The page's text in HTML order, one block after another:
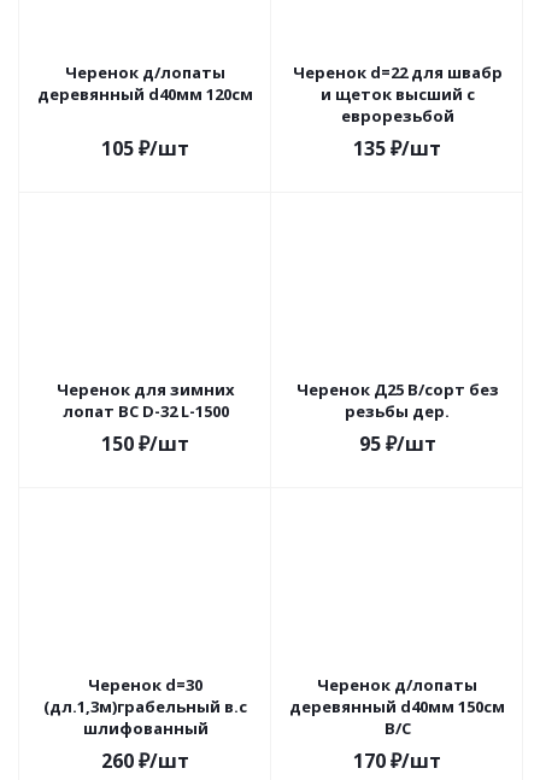
Черенок д/лопаты
деревянный d40мм 120см
105₽/шт
Черенок d=22 для швабр
и щеток высший с
еврорезьбой
135₽/шт
Черенок для зимних
лопат ВС D-32 L-1500
150₽/шт
Черенок Д25 В/сорт без
резьбы дер.
95₽/шт
Черенок d=30
(дл.1,3м)грабельный в.с
шлифованный
260₽/шт
Черенок д/лопаты
деревянный d40мм 150см
В/С
170₽/шт